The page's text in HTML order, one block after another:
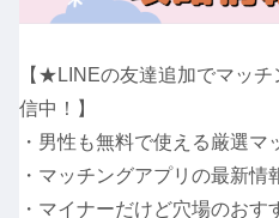
【★LINEの友達追加でマッ
信中！】
・男性も無料で使える厳選マ
・マッチングアプリの最新情
・マイナーだけど穴場のお